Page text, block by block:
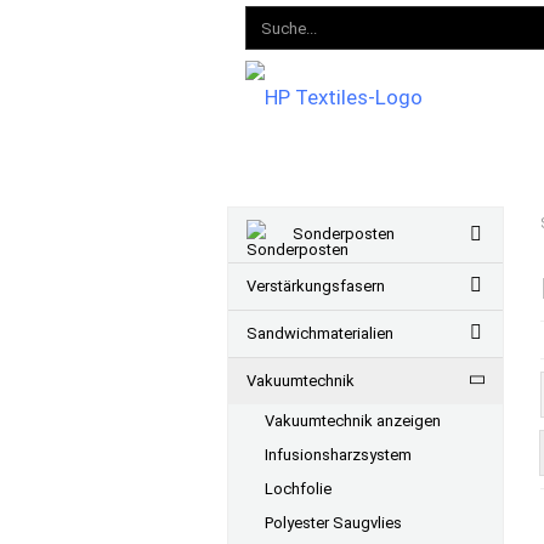
Sonderposten
Verstärkungsfasern
Sandwichmaterialien
Vakuumtechnik
Vakuumtechnik anzeigen
Infusionsharzsystem
Lochfolie
Polyester Saugvlies